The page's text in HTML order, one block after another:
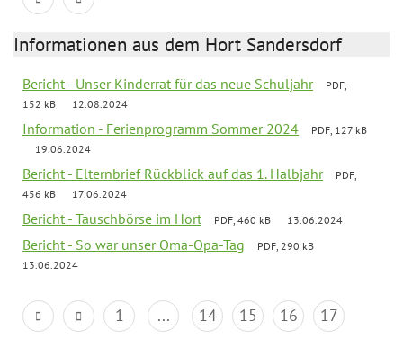
Informationen aus dem Hort Sandersdorf
Bericht - Unser Kinderrat für das neue Schuljahr
PDF,
152 kB
12.08.2024
Information - Ferienprogramm Sommer 2024
PDF, 127 kB
19.06.2024
Bericht - Elternbrief Rückblick auf das 1. Halbjahr
PDF,
456 kB
17.06.2024
Bericht - Tauschbörse im Hort PDF, 460 kB 13.06.2024
Bericht - So war unser Oma-Opa-Tag
PDF, 290 kB
13.06.2024
1 ... 14 15 16
17